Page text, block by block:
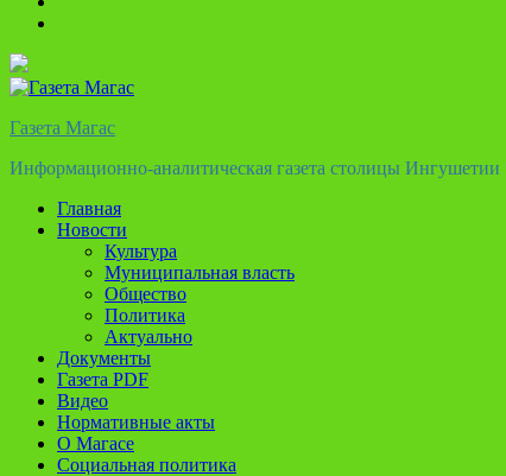
Газета Магас
Информационно-аналитическая газета столицы Ингушетии
Главная
Новости
Культура
Муниципальная власть
Общество
Политика
Актуально
Документы
Газета PDF
Видео
Нормативные акты
О Магасе
Социальная политика